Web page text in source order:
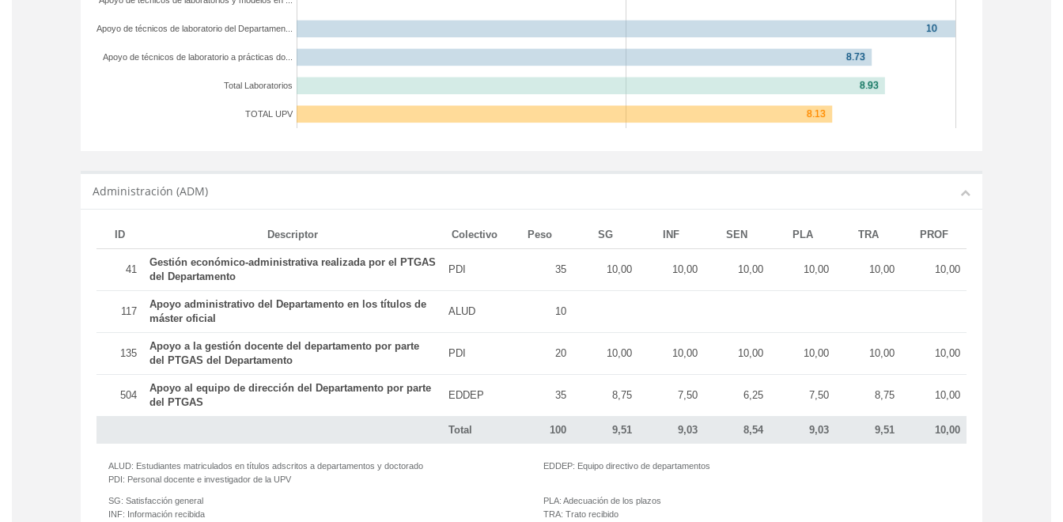
TOTAL UPV
Total Laboratorios
Apoyo de técnicos de laboratorio a prácticas do...
Apoyo de técnicos de laboratorio del Departamen...
Administración (ADM)
ID Descriptor Colectivo Peso SG INF SEN PLA TRA PROF
Total 100 9,51 9,03 8,54 9,03 9,51 10,00
41
Gestión económico-administrativa realizada por el PTGAS
del Departamento
PDI 35 10,00 10,00 10,00 10,00 10,00 10,00
117
Apoyo administrativo del Departamento en los títulos de
máster oficial
ALUD 10
135
Apoyo a la gestión docente del departamento por parte
del PTGAS del Departamento
PDI 20 10,00 10,00 10,00 10,00 10,00 10,00
504
Apoyo al equipo de dirección del Departamento por parte
del PTGAS
EDDEP 35 8,75 7,50 6,25 7,50 8,75 10,00
ALUD: Estudiantes matriculados en títulos adscritos a departamentos y doctorado
PDI: Personal docente e investigador de la UPV
EDDEP: Equipo directivo de departamentos
SG: Satisfacción general
INF: Información recibida
PLA: Adecuación de los plazos
TRA: Trato recibido